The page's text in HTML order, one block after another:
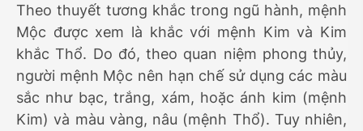
Theo thuyết tương khắc trong ngũ hành, mệnh
Mộc được xem là khắc với mệnh Kim và Kim
khắc Thổ. Do đó, theo quan niệm phong thủy,
người mệnh Mộc nên hạn chế sử dụng các màu
sắc như bạc, trắng, xám, hoặc ánh kim (mệnh
Kim) và màu vàng, nâu (mệnh Thổ). Tuy nhiên,